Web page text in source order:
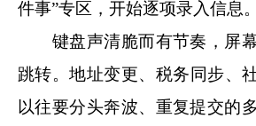
件事”专区，开始逐项录入信息。
键盘声清脆而有节奏，屏幕
跳转。地址变更、税务同步
以往要分头奔波、重复提交的